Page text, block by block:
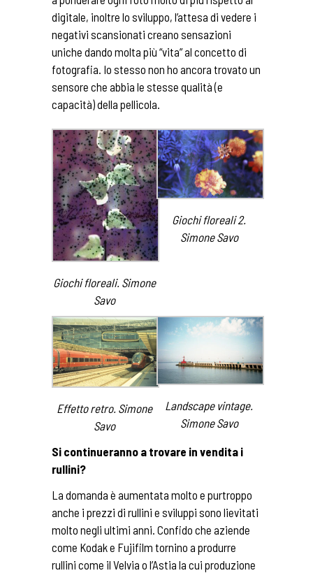
digitale, inoltre lo sviluppo, l’attesa di vedere i
negativi scansionati creano sensazioni
uniche dando molta più “vita” al concetto di
fotografia. Io stesso non ho ancora trovato un
sensore che abbia le stesse qualità (e
capacità) della pellicola.
Giochi floreali. Simone
Savo
Giochi floreali 2.
Simone Savo
Effetto retro. Simone
Savo
Landscape vintage.
Simone Savo
Si continueranno a trovare in vendita i
rullini?
La domanda è aumentata molto e purtroppo
anche i prezzi di rullini e sviluppi sono lievitati
molto negli ultimi anni. Confido che aziende
come Kodak e Fujifilm tornino a produrre
rullini come il Velvia o l’Astia la cui produzione